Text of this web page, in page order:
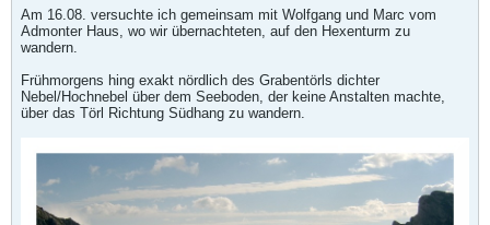
Am 16.08. versuchte ich gemeinsam mit Wolfgang und Marc vom
Admonter Haus, wo wir übernachteten, auf den Hexenturm zu
wandern.
Frühmorgens hing exakt nördlich des Grabentörls dichter
Nebel/Hochnebel über dem Seeboden, der keine Anstalten machte,
über das Törl Richtung Südhang zu wandern.